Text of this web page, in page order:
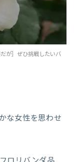
が］ぜひ挑戦したいバ
な女性を思わせ